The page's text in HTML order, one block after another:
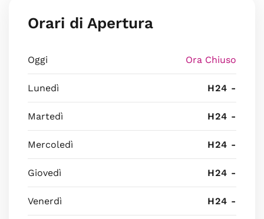
Orari di Apertura
Oggi Ora Chiuso
Lunedì H24 -
Martedì H24 -
Mercoledì H24 -
Giovedì H24 -
Venerdì H24 -